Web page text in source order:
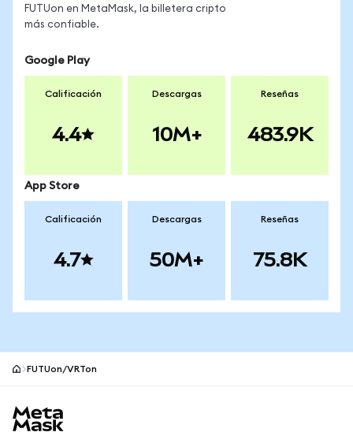
FUTUon en MetaMask, la billetera cripto
más confiable.
Google Play
Calificación
4.4
Descargas
10M+
Reseñas
483.9K
App Store
Calificación
4.7
Descargas
50M+
Reseñas
75.8K
FUTUon/VRTon